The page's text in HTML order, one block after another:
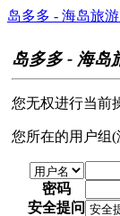
岛多多 - 海岛旅游
岛多多 - 海岛
您无权进行当前
您所在的用户组(
密码
安全提问